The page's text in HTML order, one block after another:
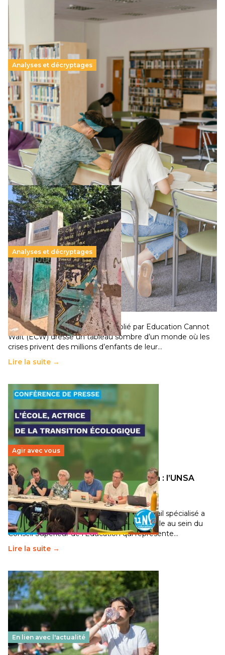
Analyses et décryptages
Supérieur privé : une dérive qui met à mal la
promesse républicaine
11 juillet 2026-
Le projet de loi sur la régulation de l’enseignement
supérieur privé met en lumière l’amplification d’un système
qui relègue l’acte pédagogique au superfétatoire, voire à…
Lire la suite →
Analyses et décryptages
258 millions d’enfants victimes de la guerre, des
chocs climatiques et des déplacements de
population
11 juillet 2026- National
Un nouveau rapport mondial publié par Education Cannot
Wait (ECW) dresse un tableau sombre d’un monde où les
crises privent des millions d’enfants de leur…
Lire la suite →
Agir avec vous
Transition écologique de l’éducation : l’UNSA
Éducation fait bouger les lignes
30 juin 2026-National
Pendant plusieurs mois, un groupe de travail spécialisé a
travaillé sur la transition écologique de l’Ecole au sein du
Conseil Supérieur de l’Éducation qui représente…
Lire la suite →
En lien avec l'actualité